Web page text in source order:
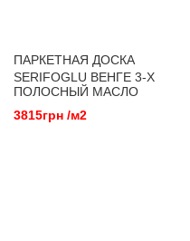
ПАРКЕТНАЯ ДОСКА
SERIFOGLU ВЕНГЕ 3-Х
ПОЛОСНЫЙ МАСЛО
3815грн /м2